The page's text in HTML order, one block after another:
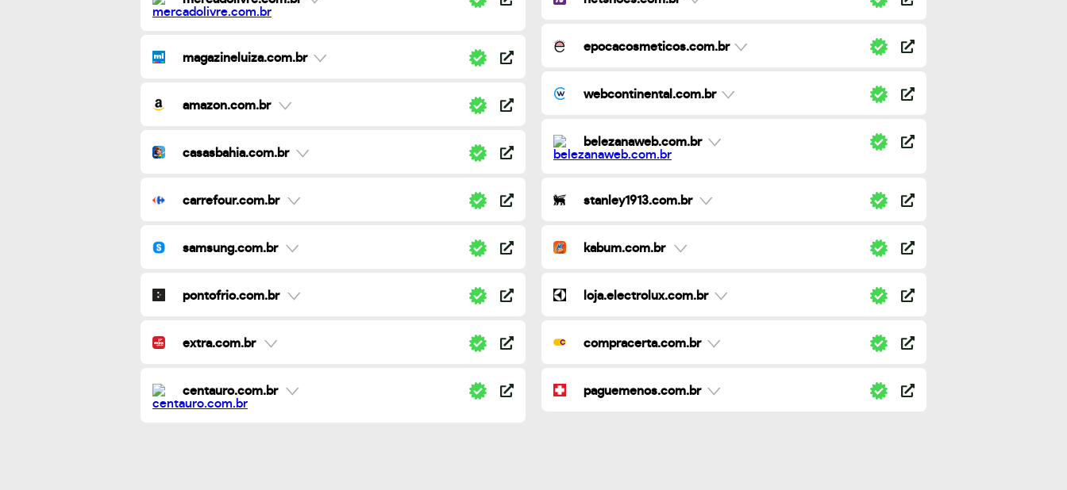
magazineluiza.com.br
amazon.com.br
casasbahia.com.br
carrefour.com.br
samsung.com.br
pontofrio.com.br
extra.com.br
centauro.com.br
epocacosmeticos.com.br
webcontinental.com.br
belezanaweb.com.br
stanley1913.com.br
kabum.com.br
loja.electrolux.com.br
compracerta.com.br
paguemenos.com.br